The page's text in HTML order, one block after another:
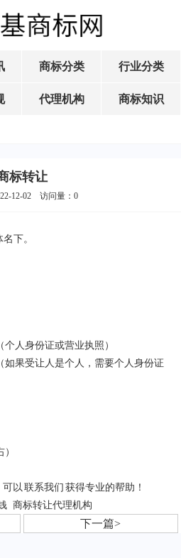
商标分类 行业分类
代理机构 商标知识
标转让
12-02 访问量： 0
下。
人身份证或营业执照）
如果受让人是个人，需要个人身份证
可以 联系我们 获得专业的帮助！
商标转让代理机构
下一篇>